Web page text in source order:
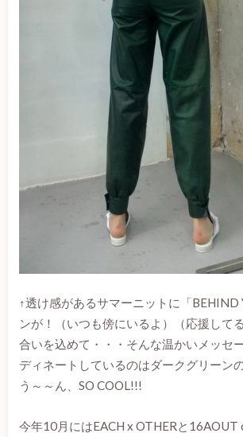
↑透け感があるサマーニットに「BEHIND
ンが！（いつも傍にいるよ）（応援して
合いを込めて・・・そんな温かいメッセ
ディネートしているのはダークグリーン
う～～ん、SO COOL!!!
今年10月にはEACH x OTHERと16AOUT